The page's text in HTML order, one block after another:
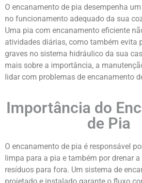
O encanamento de pia desempenha
no funcionamento adequado da sua
Uma pia com encanamento eficiente
atividades diárias, como também evita
graves no sistema hidráulico da sua
mais sobre a importância, a
lidar com problemas de encanamento
Importância do
de Pia
O encanamento de pia é responsável
limpa para a pia e também por drenar
resíduos para fora. Um sistema de